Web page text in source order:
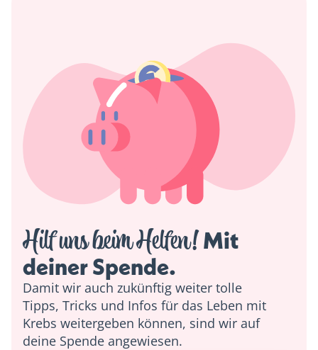
Hilf uns beim Helfen! Mit
deiner Spende.
Damit wir auch zukünftig weiter tolle
Tipps, Tricks und Infos für das Leben mit
Krebs weitergeben können, sind wir auf
deine Spende angewiesen.